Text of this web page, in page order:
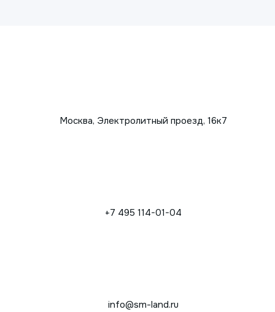
Москва, Электролитный проезд, 16к7
+7 495 114-01-04
info@sm-land.ru